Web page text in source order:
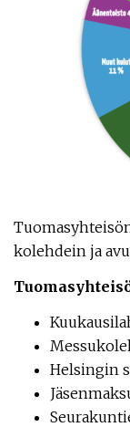
kolehdein ja
Helsingin